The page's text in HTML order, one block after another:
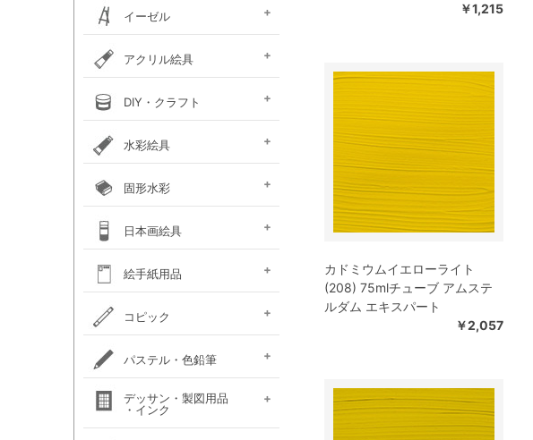
張り上げキャンバス
ロールキャンバス
キャンバスボード
木枠
キャンバス張り用具
木製パネル・水貼りテープ
メタリックキャンバス
イーゼル
アトリエイーゼル
デッサンイーゼル
ディスプレイイーゼル
野外イーゼル
卓上イーゼル
イーゼルボックス
アトリエキャビネット
イーゼル用品
アクリル絵具
アクリルガッシュ絵具
ガッシュ専用メディウム
布えのぐ
ターナー・イベントカラー
絵具（レギュラー）
絵具（ソフト）
リキテックスベーシックス
リキテックスリキッド
リキテックスプライム
アクリリックプラス
リキテックスバイオベース
メディウム類
ホルベイン・アクリリック
カラー［ヘビーボディ］
アクリリックガッシュ
ホルベイン・メディウム類
ホルベイン・アクリリック
カラー ［フルイド］
ホルベイン・アクリリック
カラー ［インク］
ホルベイン・アクリリック
カラー ［イリデッセンス］
アクリリックカラー
アクリリックガッシュ
アムステルダム・アクリリ
ックカラー エキスパート
アムステルダム・アクリル
絵具メディウム／補助材
クサカベ・アキーラ
アキーラ ガッシュ
アキーラ専用 メディウ
ム
アクリル絵具廃液処理剤
ゴールデン ヘビーボデ
ィ
ゴールデン フルイド
ゴールデン ハイフロー
ゴールデン オープン
ゴールデン ソーフラッ
ト
ゴールデン メディウム
DIY・クラフト
ガラスペイント
ベトンペースト
布えのぐ
ステッチカラー
オーブン陶土
水彩絵具
セット
専門家用透明水彩絵具
ハルモニア分離水彩絵具
シングルピグメント
W＆N プロフェッショナル・
ウォーターカラー(PWC)
レンブラント水彩絵具
ゴールデン QoR(コア)
ホルベイン透明水彩絵具
絵具（ガッシュ）
メディウム・他
ダニエルスミス
ターナー・ポスターカラー
水彩道具類
マスク液
固形水彩
ウォーターカラー(PWC)
ウォーターカラー(CWC)
ホルベイン・ケーキカラー
ホルベイン・パンカラー
FINETEC(ファインテック)
ゴールデン QoR(コア)
パール固形水彩絵具
カラー固形水彩
固形透明水彩絵具
固形透明水彩絵具
プチカラー 透明固形水
彩
ダニエルスミス ハーフパ
ン
水彩道具類
日本画絵具
新岩絵具
天然岩絵具
ナカガワ水飛胡粉
吉祥水干絵具
吉祥チューブ水干絵具
吉祥 日本画用顔料
(糊剤・目止め剤)
金泥・銀泥・箔類
顔彩角皿
顔彩鉄鉢
墨彩画セット
日本画墨
日本画道具類
ナカガワ 日本画キット
呉竹 顔彩
絵手紙用品
絵手紙セット
フィス顔彩パレット
顔彩深美
絵手紙用
はがき・絵手紙帳
コピック
コピック スケッチ
コピック チャオ
コピック クラシック
コピック アクレア
ープラス
パステル・色鉛筆
パステルセット
（ハード）
パステルセット
（ソフト）
パンパステル
パステル鉛筆セット
オイルパステル・
クレパス・クレヨン
パステル・色鉛筆
関連用品
色鉛筆セット
水彩色鉛筆セット
チョークアート
デッサン・製図用品
・インク
￥1,215
カドミウムイエローライト
(208) 75mlチューブ アムステ
ルダム エキスパート
￥2,057